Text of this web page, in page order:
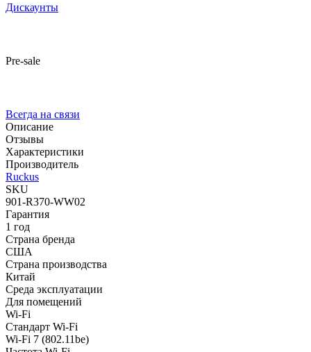
Дискаунты
Pre-sale
Всегда на связи
Описание
Отзывы
Характеристики
Производитель
Ruckus
SKU
901-R370-WW02
Гарантия
1 год
Страна бренда
США
Страна производства
Китай
Среда эксплуатации
Для помещений
Wi-Fi
Стандарт Wi-Fi
Wi-Fi 7 (802.11be)